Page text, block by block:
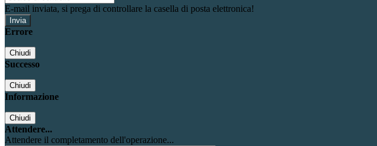
E-mail inviata, si prega di controllare la casella di posta elettronica!
Errore
Chiudi
Successo
Chiudi
Informazione
Chiudi
Attendere...
Attendere il completamento dell'operazione...